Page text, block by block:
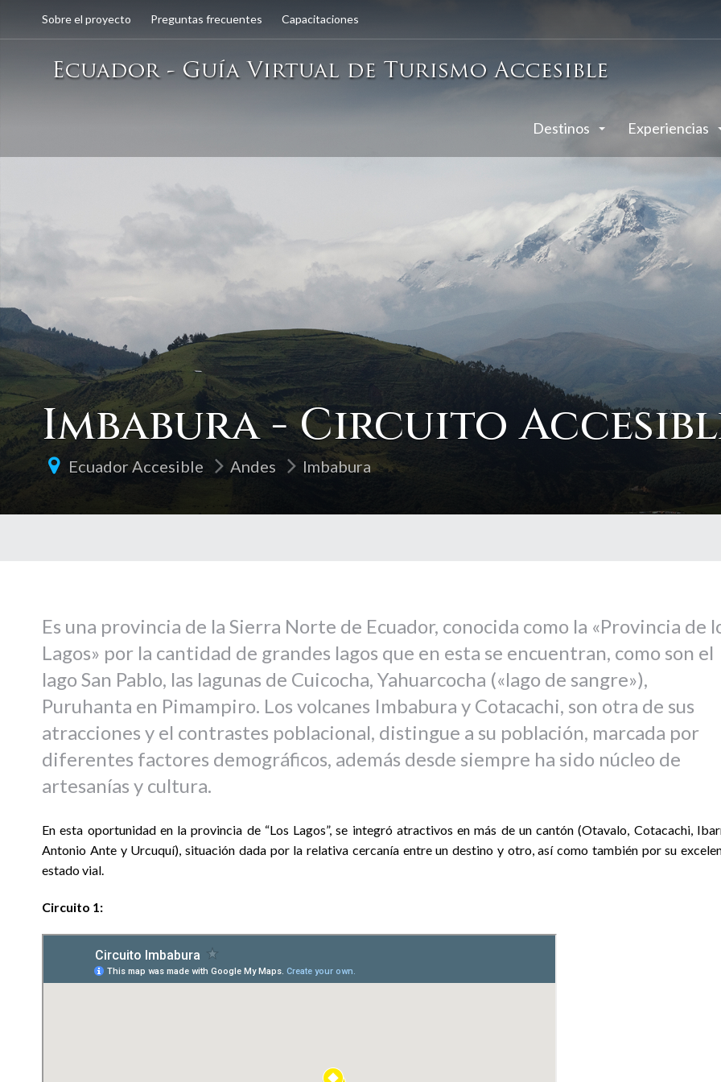
Sobre el proyecto Preguntas frecuentes Capacitaciones
Destinos Experiencias
Imbabura - Circuito
Ecuador Accesible Andes Imbabura
Es una provincia de la Sierra Norte de Ecuador, conocida como la «Provincia de
Lagos» por la cantidad de grandes lagos que en esta se encuentran, como son el
lago San Pablo, las lagunas de Cuicocha, Yahuarcocha («lago de sangre»),
Puruhanta en Pimampiro. Los volcanes Imbabura y Cotacachi, son otra de sus
atracciones y el contrastes poblacional, distingue a su población, marcada por
diferentes factores demográficos, además desde siempre ha sido núcleo de
artesanías y cultura.
En esta oportunidad en la provincia de “Los Lagos”, se integró atractivos en más de un cantón (Otavalo, Cotacachi,
Antonio Ante y Urcuquí), situación dada por la relativa cercanía entre un destino y otro, así como también por su
estado vial.
Circuito 1: